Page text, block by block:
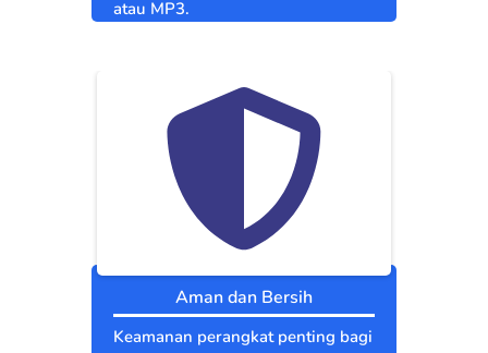
atau MP3.
Aman dan Bersih
Keamanan perangkat penting bagi